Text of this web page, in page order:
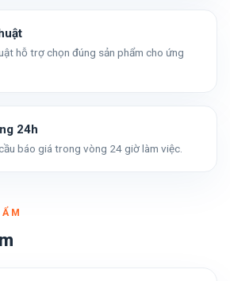
hỗ trợ chọn đúng sản phẩm cho ứng
24h
báo giá trong vòng 24 giờ làm việc.